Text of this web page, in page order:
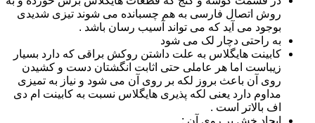
روش اتصال فارسی به هم چسبانده می شوند تیزی شدیدی
بوجود می آید که می تواند آسیب رسان باشد .
به راحتی دچار لک می شود
کابینت هایگلاس به علت داشتن روکش براقی که دارد بسیار
زیباست اما هر عاملی حتی اثابت انگشتان دست و کشیدن
روی آن باعث بروز لکه بر روی آن می شود و نیاز به تمیزی
مداوم دارد یعنی لکه پذیری هایگلاس نسبت به کابینت ام دی
اف بالاتر است .
ایجاد خش بر روی آن :